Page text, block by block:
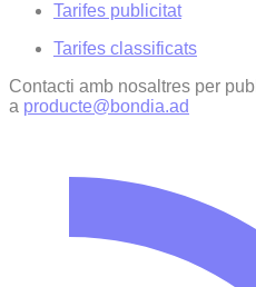
Tarifes publicitat
Tarifes classificats
Contacti amb nosaltres per
a producte@bondia.ad